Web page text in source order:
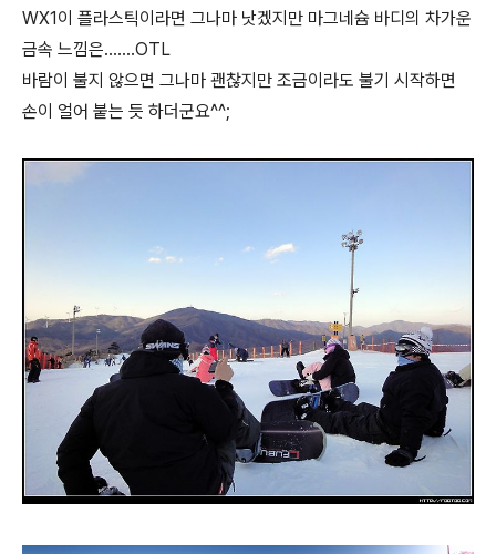
WX1이 플라스틱이라면 그나마 낫겠지만 마그네슘 바디의 차가운
금속 느낌은.......OTL
바람이 불지 않으면 그나마 괜찮지만 조금이라도 불기 시작하면
손이 얼어 붙는 듯 하더군요^^;